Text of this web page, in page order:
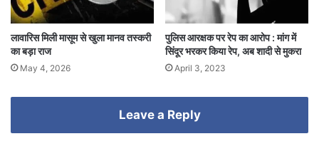
लावारिस मिली मासूम से खुला मानव तस्करी
का बड़ा राज
May 4, 2026
पुलिस आरक्षक पर रेप का आरोप : मांग में
सिंदूर भरकर किया रेप, अब शादी से मुकरा
April 3, 2023
Leave a Reply